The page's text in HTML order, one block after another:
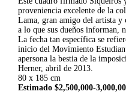
proveniencia excelente de la
Lama, gran amigo del artista
a lo que sus dueños informan,
La fecha tan específica se
inicio del Movimiento
apersona la bestia de la
Herner, abril de 2013.
80 x 185 cm
Estimado $2,500,000-